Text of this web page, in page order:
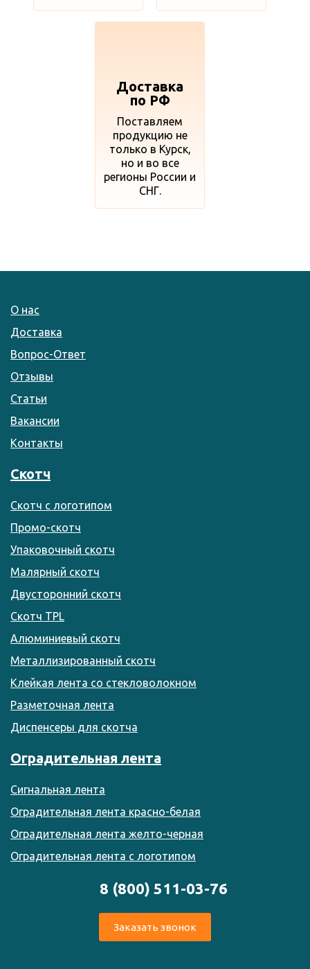
Доставка
по РФ
Поставляем
продукцию не
только в Курск,
но и во все
регионы России и
СНГ.
О нас
Доставка
Вопрос-Ответ
Отзывы
Статьи
Вакансии
Контакты
Скотч
Скотч с логотипом
Промо-скотч
Упаковочный скотч
Малярный скотч
Двусторонний скотч
Скотч TPL
Алюминиевый скотч
Металлизированный скотч
Клейкая лента со стекловолокном
Разметочная лента
Диспенсеры для скотча
Оградительная лента
Сигнальная лента
Оградительная лента красно-белая
Оградительная лента желто-черная
Оградительная лента с логотипом
8 (800) 511-03-76
Заказать звонок